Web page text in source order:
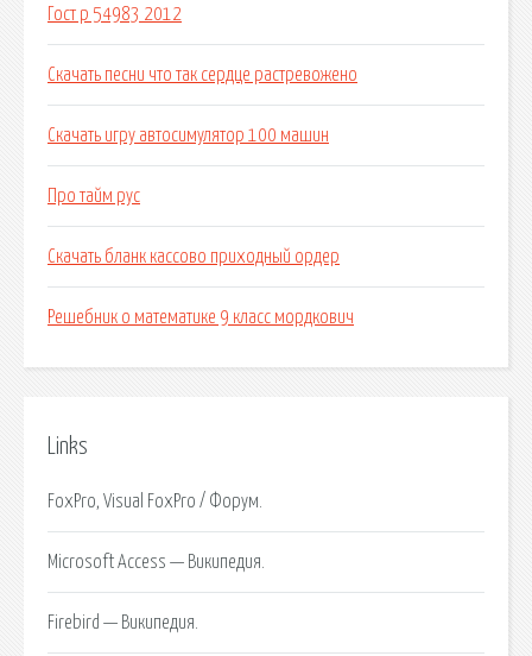
Гост р 54983 2012
Скачать песни что так сердце растревожено
Скачать игру автосимулятор 100 машин
Про тайм рус
Скачать бланк кассово приходный ордер
Решебник о математике 9 класс мордкович
Links
FoxPro, Visual FoxPro / Форум.
Microsoft Access — Википедия.
Firebird — Википедия.